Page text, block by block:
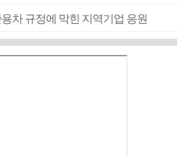
차 규정에 막힌 지역기업 응원